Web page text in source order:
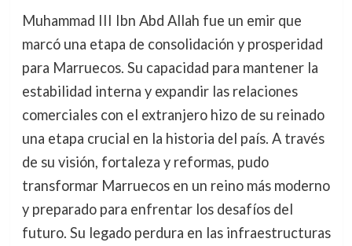
Muhammad III Ibn Abd Allah fue un emir que
marcó una etapa de consolidación y prosperidad
para Marruecos. Su capacidad para mantener la
estabilidad interna y expandir las relaciones
comerciales con el extranjero hizo de su reinado
una etapa crucial en la historia del país. A través
de su visión, fortaleza y reformas, pudo
transformar Marruecos en un reino más moderno
y preparado para enfrentar los desafíos del
futuro. Su legado perdura en las infraestructuras